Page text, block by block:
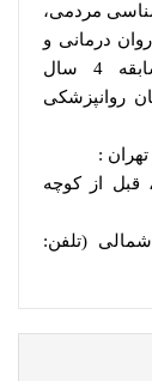
مردمی،
سابقه 6 سال روان درمانی و
مشاوره در مرکز آرین، سابقه 4 سال
روانپزشکی
:
قبل از کوچه
شمالی (تلفن: